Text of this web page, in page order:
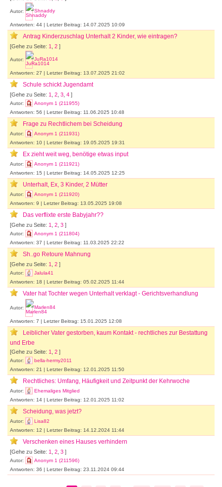
Autor: Shnaddy
Antworten: 44 | Letzter Beitrag: 14.07.2025 10:09
Antrag Kinderzuschlag Unterhalt 2 Kinder, wie eintragen?
[Gehe zu Seite: 1 2 ]
Autor: JuRa1014
Antworten: 27 | Letzter Beitrag: 13.07.2025 21:02
Schule schickt Jugendamt
[Gehe zu Seite: 1 2 3 4 ]
Autor:
Anonym 1 (211955)
Antworten: 56 | Letzter Beitrag: 11.06.2025 10:48
Frage zu Rechtlichem bei Scheidung
Autor:
Anonym 1 (211931)
Antworten: 10 | Letzter Beitrag: 19.05.2025 19:31
Ex zieht weit weg, benötige etwas input
Autor:
Anonym 1 (211921)
Antworten: 15 | Letzter Beitrag: 14.05.2025 12:25
Unterhalt, Ex, 3 Kinder, 2 Mütter
Autor:
Anonym 1 (211920)
Antworten: 9 | Letzter Beitrag: 13.05.2025 19:08
Das verflixte erste Babyjahr??
[Gehe zu Seite: 1 2 3 ]
Autor:
Anonym 1 (211804)
Antworten: 37 | Letzter Beitrag: 11.03.2025 22:22
Sh..go Retoure Mahnung
[Gehe zu Seite: 1 2 ]
Autor:
Jalula41
Antworten: 18 | Letzter Beitrag: 05.02.2025 11:44
Vater hat Tochter wegen Unterhalt verklagt - Gerichtsverhandlung
Autor: Marlen84
Antworten: 7 | Letzter Beitrag: 15.01.2025 12:08
Leiblicher Vater gestorben, kaum Kontakt - rechtliches zur Bestattung
und Erbe
[Gehe zu Seite: 1 2 ]
Autor:
bella-hermy2011
Antworten: 21 | Letzter Beitrag: 12.01.2025 11:50
Rechtliches: Umfang, Häufigkeit und Zeitpunkt der Kehrwoche
Autor:
Ehemaliges Mitglied
Antworten: 14 | Letzter Beitrag: 12.01.2025 11:02
Scheidung, was jetzt?
Autor:
Lisa82
Antworten: 12 | Letzter Beitrag: 14.12.2024 11:44
Verschenken eines Hauses verhindern
[Gehe zu Seite: 1 2 3 ]
Autor:
Anonym 1 (211596)
Antworten: 36 | Letzter Beitrag: 23.11.2024 09:44